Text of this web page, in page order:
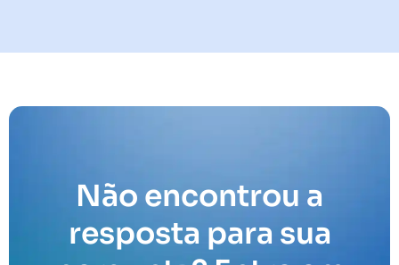
Não encontrou a
resposta para sua